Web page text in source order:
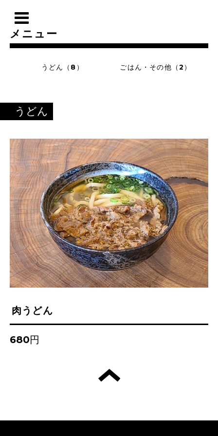
メニュー
うどん（8） ごはん・その他（2）
うどん
肉うどん
680円